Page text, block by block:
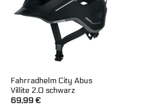
Fahrradhelm City Abus
Villite 2.0 schwarz
69,99 €